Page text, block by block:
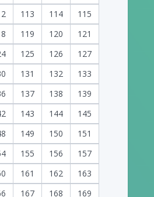
113 114
115
119 120
121
125 126
127
131 132
133
137 138
139
143 144
145
149 150
151
155 156
157
161 162
163
167 168
169